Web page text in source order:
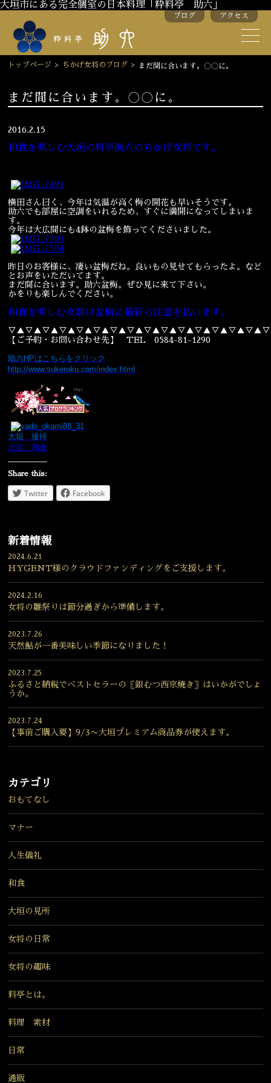
大垣市にある完全個室の日本料理「粋料亭 助六」
ブログ アクセス
トップページ > ちかげ女将のブログ > まだ間に合います。〇〇に。
まだ間に合います。〇〇に。
2016.2.15
和食を楽しむ大垣の料亭助六のちかげ女将です。
横田さん曰く、今年は気温が高く梅の開花も早いそうです。
助六でも部屋に空調をいれるため、すぐに満開になってしまいま
す。
今年は大広間にも4鉢の盆梅を飾ってくださいました。
昨日のお客様に、凄い盆梅だね。良いもの見せてもらったよ。など
とお声をいただいてます。
まだ間に合います。助六盆梅。ぜひ見に来て下さい。
かをりも楽しんでください。
和食を楽しむ女将は盆梅に最新の注意を払います。
【ご予約・お問い合わせ先】 TEL 0584-81-1290
助六HPはこちらをクリック
http://www.sukeroku.com/index.html
大垣 接待
大垣 和食
Share this:
Twitter Facebook
新着情報
2024.6.21
HYGENT様のクラウドファンディングをご支援します。
2024.2.16
女将の雛祭りは節分過ぎから準備します。
2023.7.26
天然鮎が一番美味しい季節になりました！
2023.7.25
ふるさと納税でベストセラーの〖銀むつ西京焼き〗はいかがでしょ
うか。
2023.7.24
【事前ご購入要】9/3〜大垣プレミアム商品券が使えます。
カテゴリ
おもてなし
マナー
人生儀礼
和食
大垣の見所
女将の日常
女将の趣味
料亭とは。
料理 素材
日常
通販
お飲み物
お部屋のご紹介
結婚式・披露宴
ご接待
慶事 お顔合わせ
宴会 ウェディング